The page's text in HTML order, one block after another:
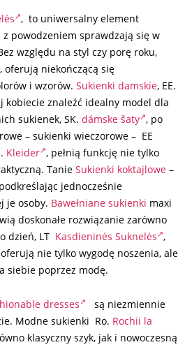
, to uniwersalny element
powodzeniem sprawdzają się w
względu na styl czy porę roku,
, oferują niekończącą się
i wzorów. Sukienki damskie, EE.
kobiecie znaleźć idealny model dla
sukienek, SK. dámske šaty , po
– sukienki wieczorowe – EE
Kleider , pełnią funkcję nie tylko
Tanie Sukienki koktajlowe –
jednocześnie
je osoby. Bawełniane sukienki maxi
doskonałe rozwiązanie zarówno
dzień, LT Kasdieninės Suknelės ,
nie tylko wygodę noszenia, ale
siebie poprzez modę.
dresses
są niezmiennie
Modne sukienki Ro. Rochii la
klasyczny szyk, jak i nowoczesną